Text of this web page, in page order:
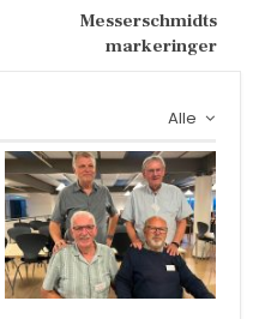
Messerschmidts
markeringer
Alle